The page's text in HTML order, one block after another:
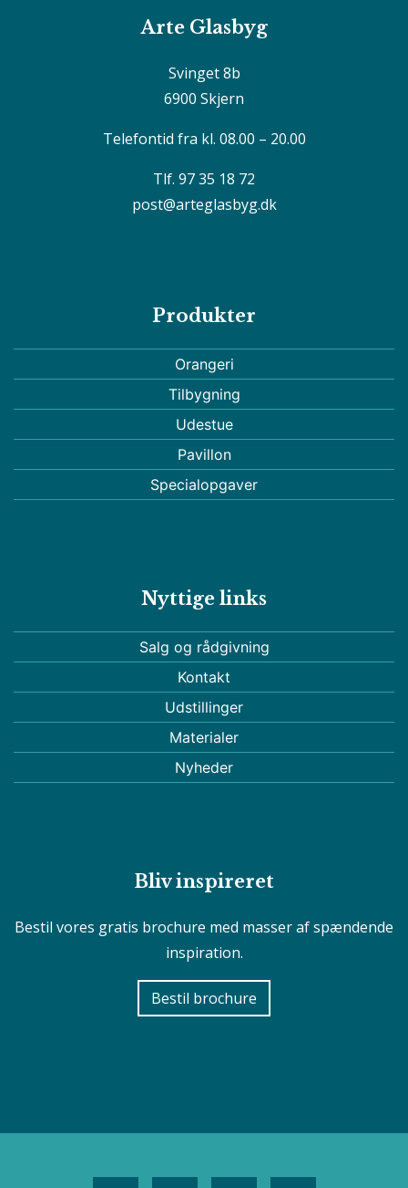
Arte Glasbyg
Svinget 8b
6900 Skjern
Telefontid fra kl. 08.00 – 20.00
Tlf. 97 35 18 72
post@arteglasbyg.dk
Produkter
Orangeri
Tilbygning
Udestue
Pavillon
Specialopgaver
Nyttige links
Salg og rådgivning
Kontakt
Udstillinger
Materialer
Nyheder
Bliv inspireret
Bestil vores gratis brochure med masser af spændende
inspiration.
Bestil brochure